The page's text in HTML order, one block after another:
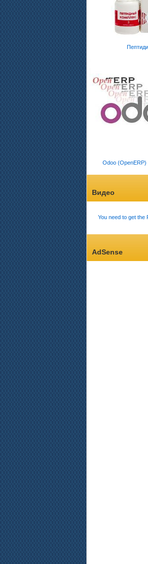
Пептиди
Odoo (OpenERP)
Видео
You need to get the
AdSense